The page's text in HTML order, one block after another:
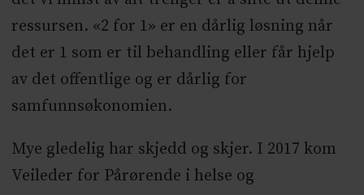
ressursen. «2 for 1» er en dårlig løsning når
det er 1 som er til behandling eller får hjelp
av det offentlige og er dårlig for
samfunnsøkonomien.
Mye gledelig har skjedd og skjer. I 2017 kom
Veileder for Pårørende i helse og